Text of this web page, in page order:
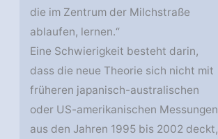
die im Zentrum der Milchstraße
ablaufen, lernen.“
Eine Schwierigkeit besteht darin,
dass die neue Theorie sich nicht mit
früheren japanisch-australischen
oder US-amerikanischen Messungen
aus den Jahren 1995 bis 2002 deckt,